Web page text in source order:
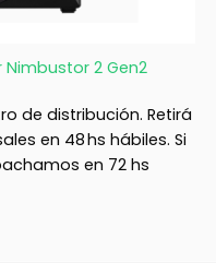
Nimbustor 2 Gen2
de distribución. Retirá
en 48 hs hábiles. Si
en 72 hs